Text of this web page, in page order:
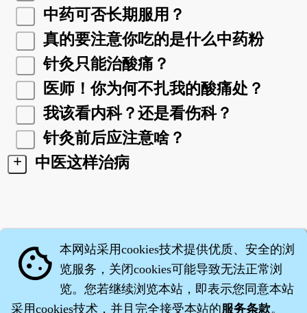
中药可否长期服用？
真的要注意你吃的是什么中药粉
针灸只能治酸痛？
医师！你为何不扎我的酸痛处？
我该看内科？还是看伤科？
针灸前后应注意啥？
+
中医这样治病
cookie 本网站采用cookies技术提供优质、安全的浏
览服务，关闭cookies可能导致无法正常浏
览。您若继续浏览本站，即表示您同意本站
采用cookies技术，并且完全接受本站的服务条款。